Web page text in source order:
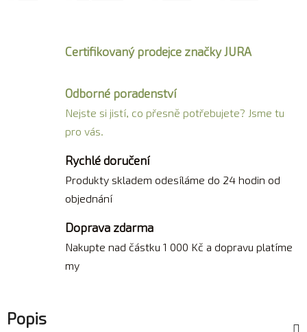
Certifikovaný prodejce značky JURA
Odborné poradenství
Nejste si jistí, co přesně potřebujete? Jsme tu
pro vás.
Rychlé doručení
Produkty skladem odesíláme do 24 hodin od
objednání
Doprava zdarma
Nakupte nad částku 1 000 Kč a dopravu platíme
my
Popis